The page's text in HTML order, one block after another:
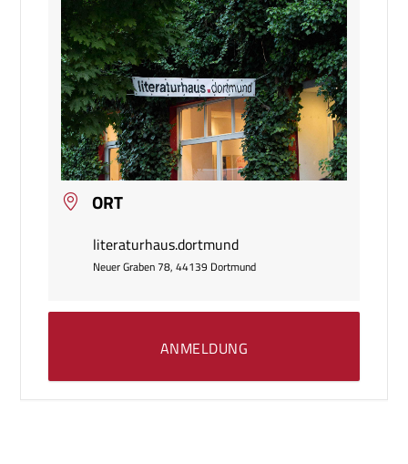
ORT
literaturhaus.dortmund
Neuer Graben 78, 44139 Dortmund
ANMELDUNG